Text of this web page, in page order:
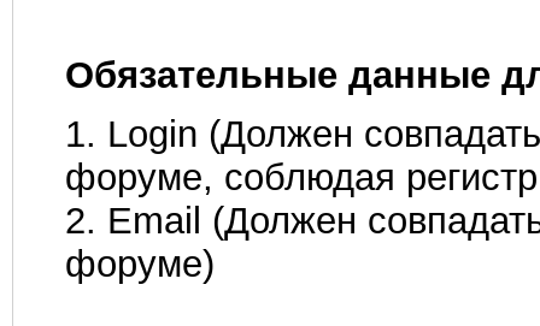
Обязательные данные
1. Login (Должен
форуме, соблюдая
2. Email (Должен
форуме)